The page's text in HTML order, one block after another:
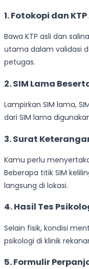
1. Fotokopi dan
Bawa KTP asli dan
utama dalam validasi
petugas.
2. SIM Lama
Lampirkan SIM lama,
dari SIM lama
3. Surat
Kamu perlu
Beberapa titik SIM
langsung di lokasi.
4. Hasil Tes
Selain fisik, kondisi
psikologi di klinik
5. Formulir